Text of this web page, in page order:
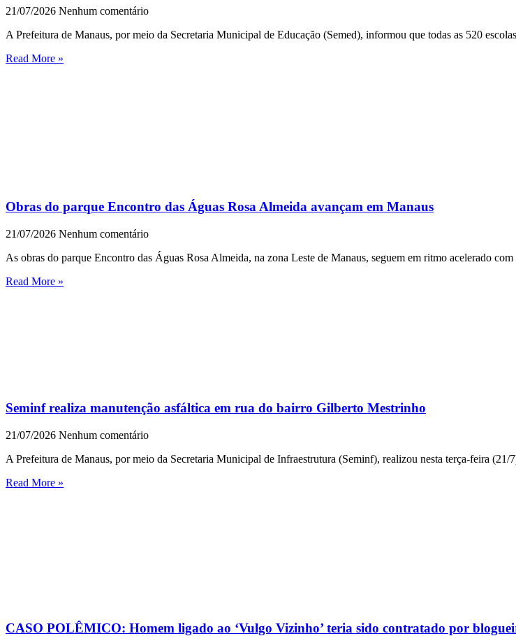
21/07/2026 Nenhum comentário
A Prefeitura de Manaus, por meio da Secretaria Municipal de Educação (Semed), informou que todas as 520
Read More »
Obras do parque Encontro das Águas Rosa Almeida avançam em Manaus
21/07/2026 Nenhum comentário
As obras do parque Encontro das Águas Rosa Almeida, na zona Leste de Manaus, seguem em ritmo acelerado
Read More »
Seminf realiza manutenção asfáltica em rua do bairro Gilberto Mestrinho
21/07/2026 Nenhum comentário
A Prefeitura de Manaus, por meio da Secretaria Municipal de Infraestrutura (Seminf), realizou nesta terça-feira
Read More »
CASO POLÊMICO: Homem ligado ao ‘Vulgo Vizinho’ teria sido contratado por